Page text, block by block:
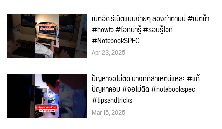
เน็ตอืด รีเน็ตแบบง่ายๆ ลองทำตามนี้ #เน็ตช้า
#howto #ไอทีน่ารู้ #รอบรู้ไอที
#NotebookSPEC
Apr 23, 2025
ปัญหาจอไม่ติด บางทีก็สาเหตุนี้แหละ #แก้
ปัญหาคอม #จอไม่ติด #notebookspec
#tipsandtricks
Mar 15, 2025